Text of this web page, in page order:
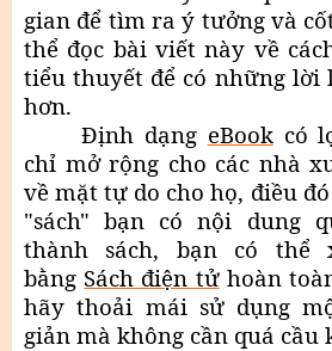
gian để tìm ra ý tưởng và
thể đọc bài viết này về
tiểu thuyết để có những lời
hơn.
Định dạng eBookcó
chỉ mở rộng cho các nhà
về mặt tự do cho họ, điều
"sách" bạn có nội dung
thành sách, bạn có thể
bằng Sách điện tửhoàn
hãy thoải mái sử dụng
giản mà không cần quá cầu